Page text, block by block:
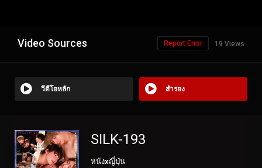
Video Sources 19 Views
Report Error
วีดีโอหลัก สำรอง
SILK-193
หนังxญี่ปุ่น